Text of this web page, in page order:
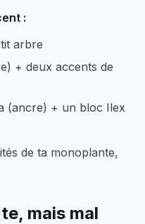
:
arbre
+ deux accents de
(ancre) + un bloc Ilex
de ta monoplante,
mais mal